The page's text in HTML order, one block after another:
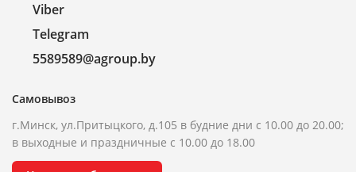
Viber
Telegram
5589589@agroup.by
Самовывоз
г.Минск, ул.Притыцкого, д.105 в будние дни с 10.00 до 20.00;
в выходные и праздничные с 10.00 до 18.00